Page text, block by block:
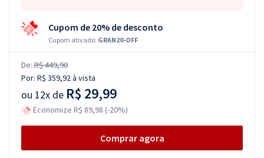
Cupom de 20% de desconto
Cupom ativado: GRAN20-OFF
De: R$ 449,90
Por: R$ 359,92à vista
ou 12x de R$ 29,99
Economize R$ 89,98 (-20%)
Comprar agora